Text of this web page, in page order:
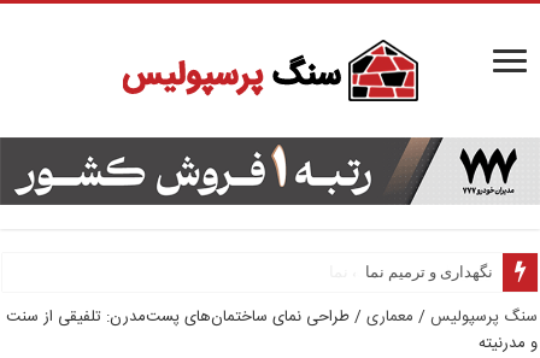
نگهداری و ترمیم نما
روش‌های نصب شیشه نما
سنگ پرسپولیس/ معماری/طراحی نمای ساختمان‌های پست‌مدرن: تلفیقی از سنت
و مدرنیته